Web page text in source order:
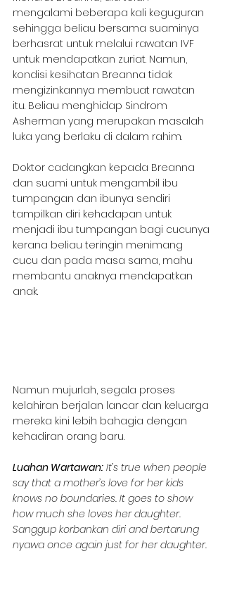
mengalami beberapa kali keguguran
sehingga beliau bersama suaminya
berhasrat untuk melalui rawatan IVF
untuk mendapatkan zuriat. Namun,
kondisi kesihatan Breanna tidak
mengizinkannya membuat rawatan
itu. Beliau menghidap Sindrom
Asherman yang merupakan masalah
luka yang berlaku di dalam rahim.
Doktor cadangkan kepada Breanna
dan suami untuk mengambil ibu
tumpangan dan ibunya sendiri
tampilkan diri kehadapan untuk
menjadi ibu tumpangan bagi cucunya
kerana beliau teringin menimang
cucu dan pada masa sama, mahu
membantu anaknya mendapatkan
anak.
Namun mujurlah, segala proses
kelahiran berjalan lancar dan keluarga
mereka kini lebih bahagia dengan
kehadiran orang baru.
Luahan Wartawan: It’s true when people
say that a mother’s love for her kids
knows no boundaries. It goes to show
how much she loves her daughter.
Sanggup korbankan diri and bertarung
nyawa once again just for her daughter.